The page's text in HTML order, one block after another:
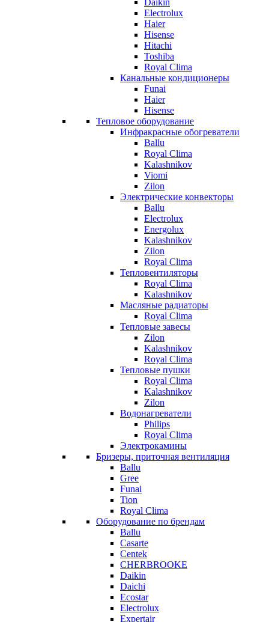
Daikin
Electrolux
Haier
Hisense
Hitachi
Toshiba
Royal Clima
Канальные кондиционеры
Funai
Haier
Hisense
Тепловое оборудование
Инфракрасные обогреватели
Ballu
Royal Clima
Kalashnikov
Viomi
Zilon
Электрические конвекторы
Ballu
Electrolux
Energolux
Kalashnikov
Zilon
Royal Clima
Тепловентиляторы
Royal Clima
Kalashnikov
Масляные радиаторы
Royal Clima
Тепловые завесы
Zilon
Kalashnikov
Royal Clima
Тепловые пушки
Royal Clima
Kalashnikov
Zilon
Водонагреватели
Philips
Royal Clima
Электрокамины
Бризеры, приточная вентиляция
Ballu
Gree
Funai
Tion
Royal Clima
Оборудование по брендам
Ballu
Casarte
Centek
CHERBROOKE
Daikin
Daichi
Ecostar
Electrolux
Expertair